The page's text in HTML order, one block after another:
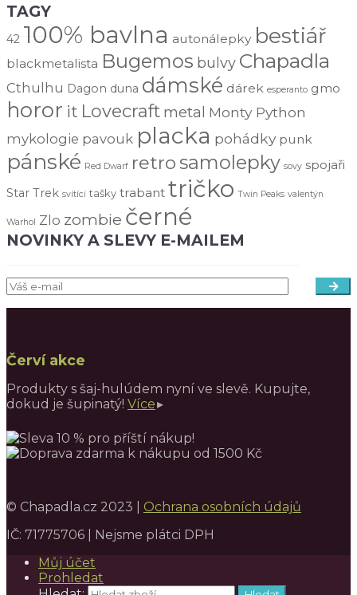
TAGY
42 100% bavlna autonálepky bestiář
blackmetalista Bugemos bulvy Chapadla
Cthulhu Dagon duna dámské dárek esperanto gmo
horor it Lovecraft metal Monty Python
mykologie pavouk placka pohádky punk
pánské Red Dwarf retrosamolepky sovy spojaři
Star Trek svítící tašky trabant tričko Twin Peaks valentýn
Warhol Zlo zombie černé
NOVINKY A SLEVY E-MAILEM
Červí akce
Produkty s šaj-hulúdem nyní ve slevě. Kupujte,
dokud je šupinatý! Více
© Chapadla.cz 2023 | Ochrana osobních údajů
IČ: 71775706 | Nejsme plátci DPH
Můj účet
Prohledat